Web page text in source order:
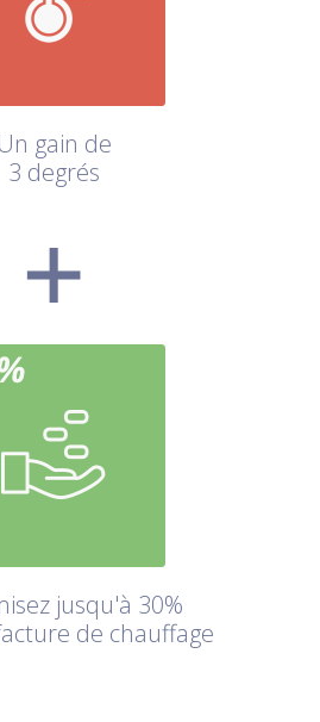
Un gain de
3 degrés
jusqu'à 30%
de chauffage